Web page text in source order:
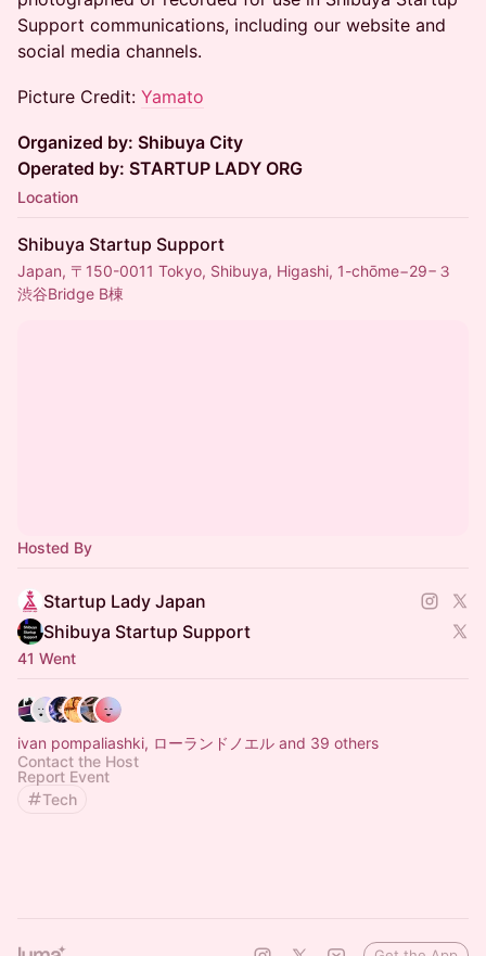
Support communications, including our website and
social media channels.
Picture Credit: Yamato
Organized by: Shibuya City
Operated by: STARTUP LADY ORG
Location
Shibuya Startup Support
Japan, 〒150-0011 Tokyo, Shibuya, Higashi, 1-chōme−29−３
渋谷Bridge B棟
Hosted By
Startup Lady Japan
Shibuya Startup Support
41 Went
ivan pompaliashki, ローランドノエル and 39 others
Contact the Host
Report Event
Tech